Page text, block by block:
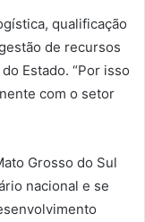
qualificação
de recursos
Estado. “Por isso
com o setor
Grosso do Sul
nacional e se